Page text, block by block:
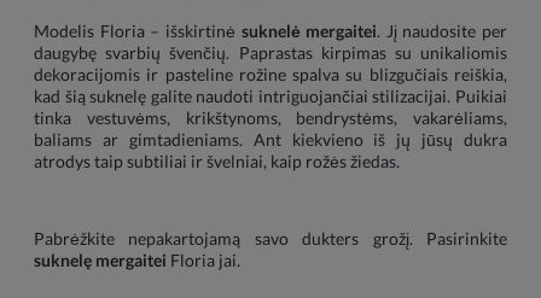
Modelis Floria – išskirtinė suknelė mergaitei. Jį naudosite per
daugybę svarbių švenčių. Paprastas kirpimas su unikaliomis
dekoracijomis ir pasteline rožine spalva su blizgučiais reiškia,
kad šią suknelę galite naudoti intriguojančiai stilizacijai. Puikiai
tinka vestuvėms, krikštynoms, bendrystėms, vakarėliams,
baliams ar gimtadieniams. Ant kiekvieno iš jų jūsų dukra
atrodys taip subtiliai ir švelniai, kaip rožės žiedas.
Pabrėžkite nepakartojamą savo dukters grožį. Pasirinkite
suknelę mergaitei Floria jai.